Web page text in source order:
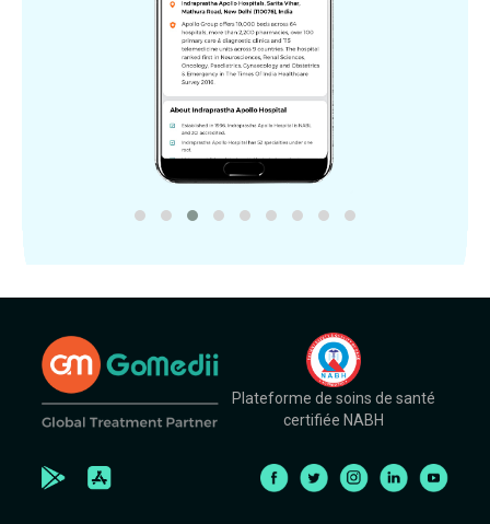
Plateforme de soins de santé
certifiée NABH